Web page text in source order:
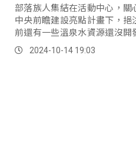
部落族人集結在活動中心，
中央前瞻建設亮點計畫下，
前還有一些溫泉水資源還沒開
設公司，也來到部落召開工程
處理好民生用水，再來討論
2024-10-14 19:03